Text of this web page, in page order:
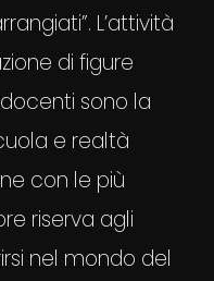
L’attività
di figure
sono la
e realtà
con le più
riserva agli
nel mondo del